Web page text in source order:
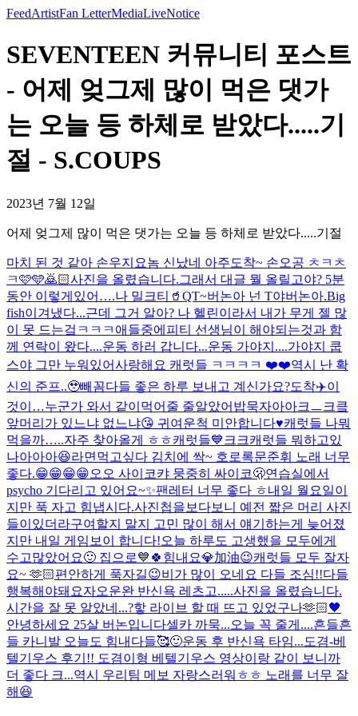
FeedArtistFan LetterMediaLiveNotice
SEVENTEEN 커뮤니티 포스트
- 어제 엊그제 많이 먹은 댓가
는 오늘 등 하체로 받았다.....기
절 - S.COUPS
2023년 7월 12일
어제 엊그제 많이 먹은 댓가는 오늘 등 하체로 받았다.....기절
마치 된 것 같아 손우지 요놈 신났네 아주도착~ 손오공 ㅊㅋㅊ
ㅋ🩷🩵🙇🏻사진을 올렸습니다.그래서 대글 뭘 올릴고야? 5분
동안 이렇게있어….나 밀크티🥤 QT~버논아 넌 T야버논아.Big
fish이겨냈다...근데 그거 알아? 나 헬린이라서 내가 무게 젤 많
이 못 드는겈ㅋㅋㅋ애들중에 피티 선생님이 해야되는것과 함
께 연락이 왔다....운동 하러 갑니다...운동 가야지....가야지 쿱
스야 그만 누워있어사랑해요 캐럿들 ㅋㅋㅋㅋ ❤️❤️역시 난 확
신의 준프..🥹빼꼼다들 좋은 하루 보내고 계신가요?도착✈️이
것이…누군가 와서 같이먹어줄 줄알았어 밥묵자아아크ㅡ크킄
앞머리가 있느냐 없느냐😘 귀여운척 미안합니다♥️캐럿들 나뭐
먹을까…..자주 찾아올게 ㅎㅎ캐럿들💙크크캐럿들 뭐하고있
나아아아😆라면먹고싶다 김치에 싹~ 호로록문준휘 노래 너무
좋다.😁😁😁😁오오 사이코캬 뭉중히 싸이코🫢연습실에서
psycho 기다리고 있어요~✨팬레터 너무 좋다 ㅎ내일 월요일이
지만 푹 자고 힘냅시다.사진첩을보다보니 예전 짧은 머리 사진
들이있더라구여 할지 말지 고민 많이 해서 얘기하는게 늦어졌
지만 내일 게임보이 합니다!오늘 하루도 고생했을 모두에게
수고많았어요🙂 집으로💙 🍀힘내요💎加油😉캐럿들 모두 잘자
요~ 🫶🏻편안하게 푹자길😉비가 많이 오네요 다들 조심!!다들
행복해야돼요자오운완 반신욕 레츠고.....사진을 올렸습니다.
시간을 잘 못 알았네...?핳 라이브 할 때 뜨고 있었구나🫶🏻🖤
안녕하세요 25살 버논입니다셀카 까묵...오늘 꼭 줄게....흔들흔
들 카니발 오늘도 힘내다들🥰🙂운동 후 반신욕 타임...도겸-베
텔기우스 후기!! 도겸이형 베텔기우스 영상이랑 같이 보니까
더 좋다 크...역시 우리팀 메보 자랑스러워ㅎㅎ 노래를 너무 잘
해😆